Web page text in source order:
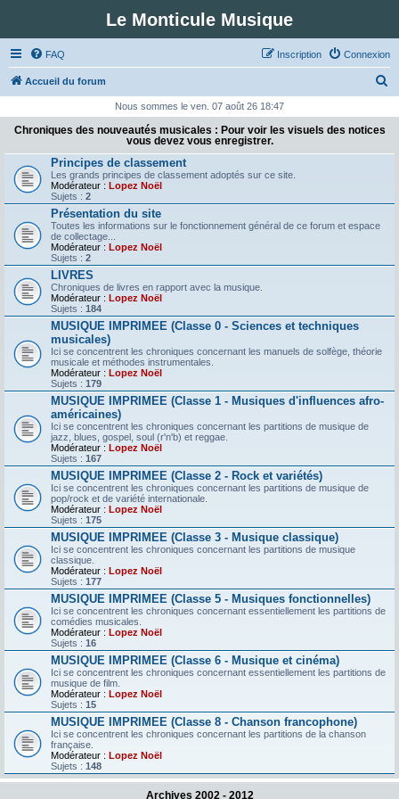
Le Monticule Musique
FAQ Connexion
Inscription
Accueil du forum
c
Nous sommes le ven. 07 août 26 18:47
Chroniques des nouveautés musicales : Pour voir les visuels des notices
vous devez vous enregistrer.
Principes de classement
Les grands principes de classement adoptés sur ce site.
Modérateur : Lopez Noël
Sujets : 2
Présentation du site
Toutes les informations sur le fonctionnement général de ce forum et espace
de collectage...
Modérateur : Lopez Noël
Sujets : 2
LIVRES
Chroniques de livres en rapport avec la musique.
Modérateur : Lopez Noël
Sujets : 184
MUSIQUE IMPRIMEE (Classe 0 - Sciences et techniques
musicales)
Ici se concentrent les chroniques concernant les manuels de solfège, théorie
musicale et méthodes instrumentales.
Modérateur : Lopez Noël
Sujets : 179
MUSIQUE IMPRIMEE (Classe 1 - Musiques d'influences afro-
américaines)
Ici se concentrent les chroniques concernant les partitions de musique de
jazz, blues, gospel, soul (r'n'b) et reggae.
Modérateur : Lopez Noël
Sujets : 167
MUSIQUE IMPRIMEE (Classe 2 - Rock et variétés)
Ici se concentrent les chroniques concernant les partitions de musique de
pop/rock et de variété internationale.
Modérateur : Lopez Noël
Sujets : 175
MUSIQUE IMPRIMEE (Classe 3 - Musique classique)
Ici se concentrent les chroniques concernant les partitions de musique
classique.
Modérateur : Lopez Noël
Sujets : 177
MUSIQUE IMPRIMEE (Classe 5 - Musiques fonctionnelles)
Ici se concentrent les chroniques concernant essentiellement les partitions de
comédies musicales.
Modérateur : Lopez Noël
Sujets : 16
MUSIQUE IMPRIMEE (Classe 6 - Musique et cinéma)
Ici se concentrent les chroniques concernant essentiellement les partitions de
musique de film.
Modérateur : Lopez Noël
Sujets : 15
MUSIQUE IMPRIMEE (Classe 8 - Chanson francophone)
Ici se concentrent les chroniques concernant les partitions de la chanson
française.
Modérateur : Lopez Noël
Sujets : 148
Archives 2002 - 2012